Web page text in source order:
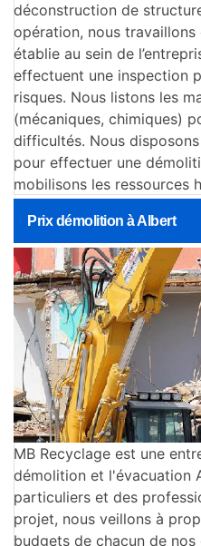
déconstruction de
opération, nous
établie au sein de
effectuent une inspection
risques. Nous listons les
(mécaniques, chimiques)
difficultés. Nous
pour effectuer une
mobilisons les ressources
Prix démolition à Albert
MB Recyclage est une
démolition et l'évacuation
particuliers et des
projet, nous veillons à
budgets de chacun de